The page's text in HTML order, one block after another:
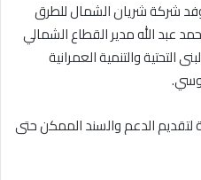
وفد شركة شريان الشمال للطرق
عبد الله مدير القطاع الشمالي
التحتية والتنمية العمرانية
لتقديم الدعم والسند الممكن حتى